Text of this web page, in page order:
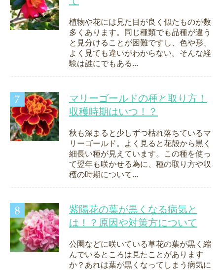
植物や花には見た目が良く似たものが数
多くあります。同じ種類でも品種が違う
と見分けることが困難ですし、色や形、
よく見ても違いがわからない。そんな経
験は誰にでもある...
マリーゴールドの種と取り方！
収穫時期はいつ！？
秋も深まると少しずつ枯れ落ちているマ
リーゴールド。よく見ると花殻から黒く
細長い種が見えています。この種を使っ
て翌年も咲かせる為に、種の取り方や収
穫の時期について...
紫陽花の葉が黒くなる病気と
は！？原因や対策方について
公園などに咲いている草花の葉が黒く縮
んでいるところは見たことがあります
か？あれは葉が黒くなってしまう病気に